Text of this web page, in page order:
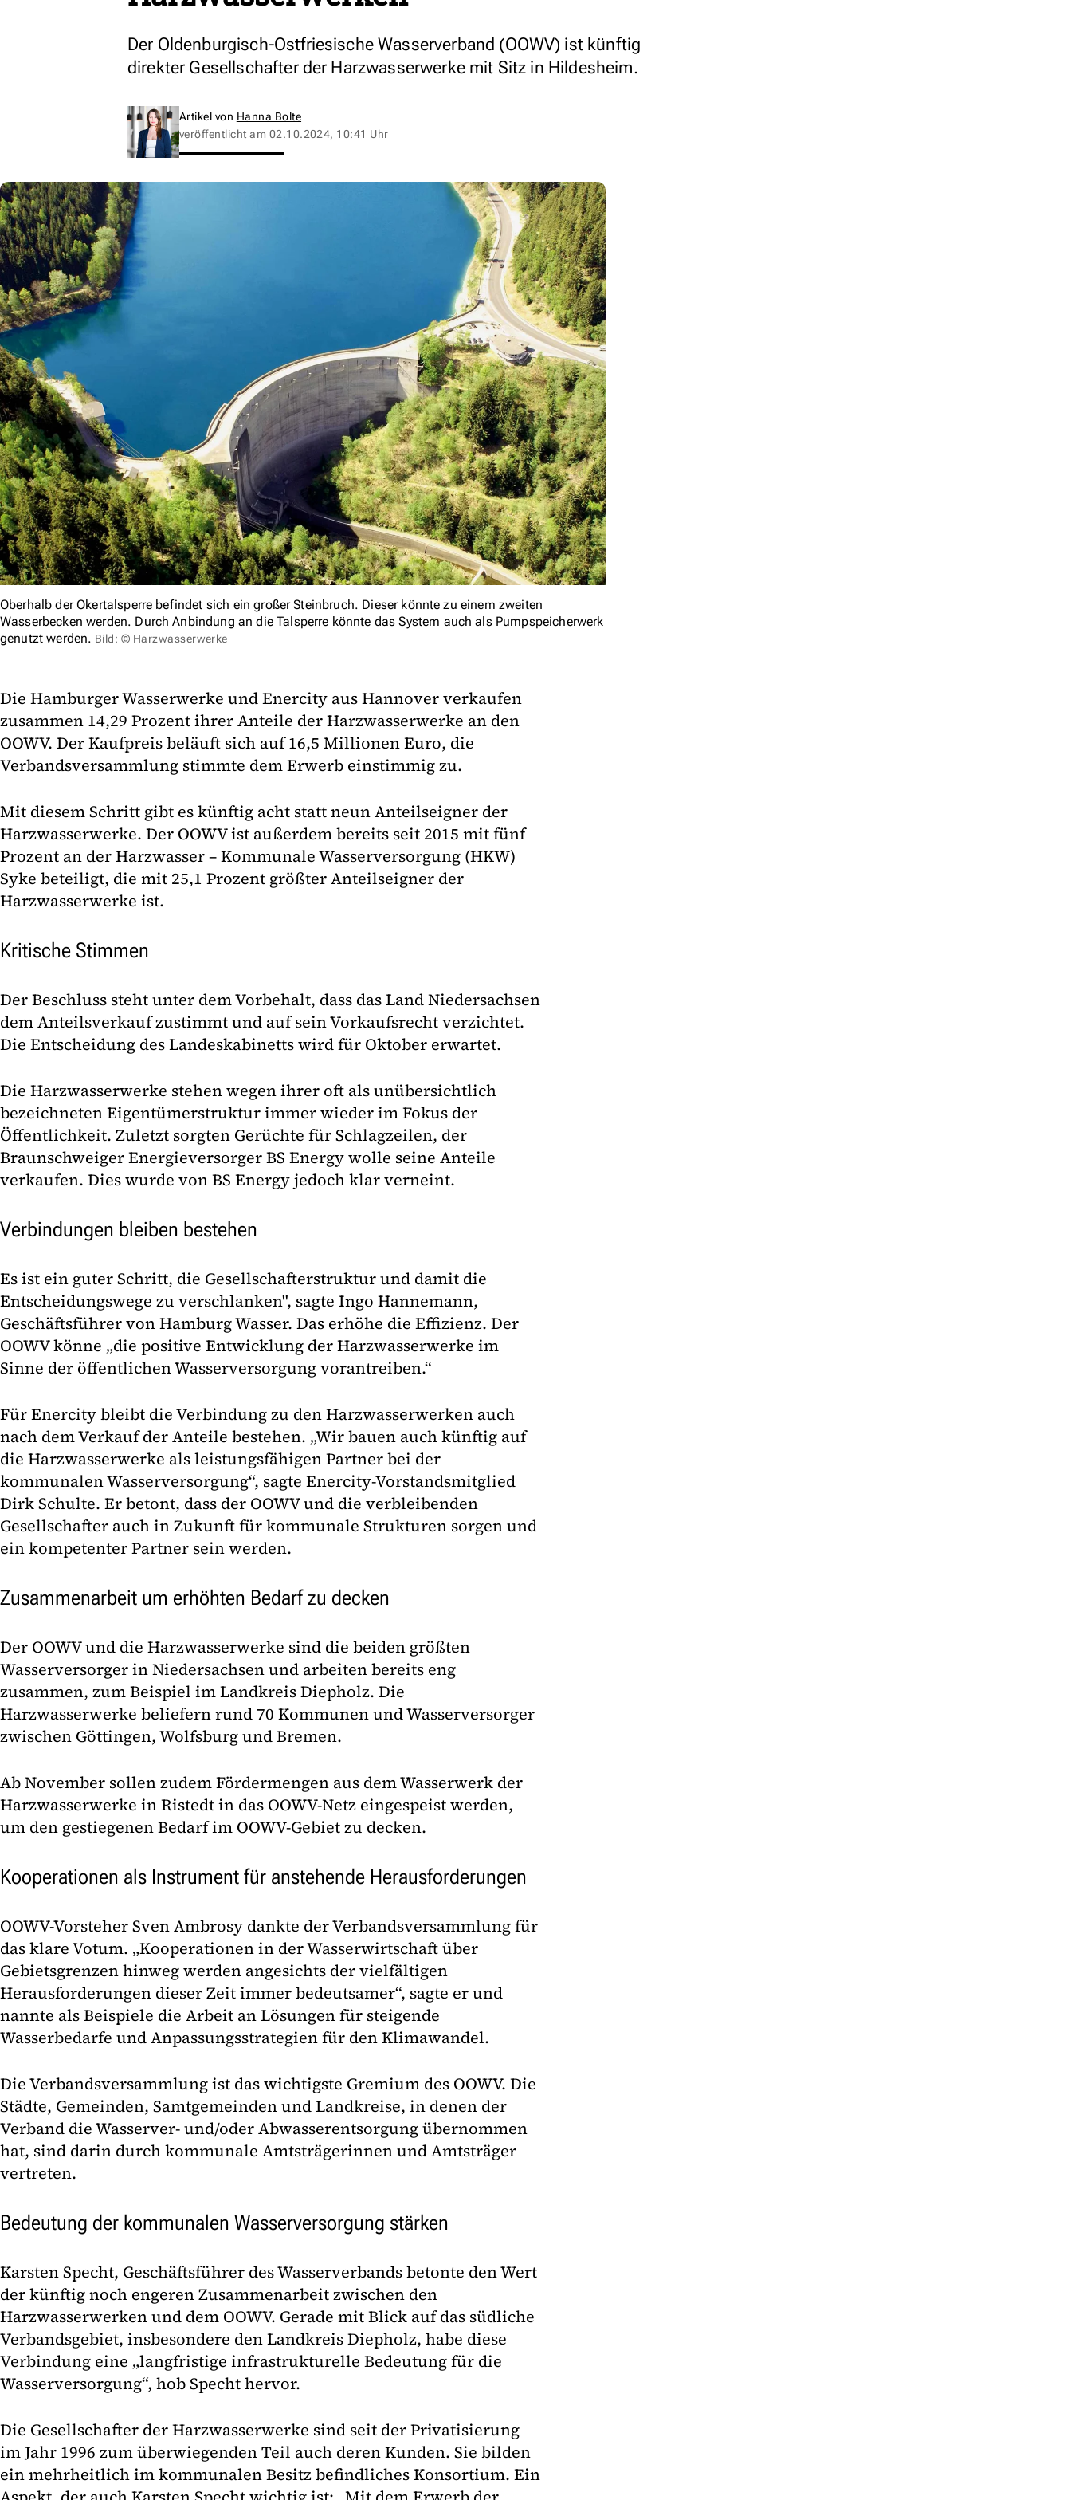
Der Oldenburgisch-Ostfriesische Wasserverband (OOWV) ist künftig
direkter Gesellschafter der Harzwasserwerke mit Sitz in Hildesheim.
Artikel von Hanna Bolte
veröffentlicht am 02.10.2024, 10:41 Uhr
Oberhalb der Okertalsperre befindet sich ein großer Steinbruch. Dieser könnte zu einem zweiten
Wasserbecken werden. Durch Anbindung an die Talsperre könnte das System auch als Pumpspeicherwerk
genutzt werden. Bild: © Harzwasserwerke
Die Hamburger Wasserwerke und Enercity aus Hannover verkaufen
zusammen 14,29 Prozent ihrer Anteile der Harzwasserwerke an den
OOWV. Der Kaufpreis beläuft sich auf 16,5 Millionen Euro, die
Verbandsversammlung stimmte dem Erwerb einstimmig zu.
Mit diesem Schritt gibt es künftig acht statt neun Anteilseigner der
Harzwasserwerke. Der OOWV ist außerdem bereits seit 2015 mit fünf
Prozent an der Harzwasser – Kommunale Wasserversorgung (HKW)
Syke beteiligt, die mit 25,1 Prozent größter Anteilseigner der
Harzwasserwerke ist.
Kritische Stimmen
Der Beschluss steht unter dem Vorbehalt, dass das Land Niedersachsen
dem Anteilsverkauf zustimmt und auf sein Vorkaufsrecht verzichtet.
Die Entscheidung des Landeskabinetts wird für Oktober erwartet.
Die Harzwasserwerke stehen wegen ihrer oft als unübersichtlich
bezeichneten Eigentümerstruktur immer wieder im Fokus der
Öffentlichkeit. Zuletzt sorgten Gerüchte für Schlagzeilen, der
Braunschweiger Energieversorger BS Energy wolle seine Anteile
verkaufen. Dies wurde von BS Energy jedoch klar verneint.
Verbindungen bleiben bestehen
Es ist ein guter Schritt, die Gesellschafterstruktur und damit die
Entscheidungswege zu verschlanken", sagte Ingo Hannemann,
Geschäftsführer von Hamburg Wasser. Das erhöhe die Effizienz. Der
OOWV könne „die positive Entwicklung der Harzwasserwerke im
Sinne der öffentlichen Wasserversorgung vorantreiben.“
Für Enercity bleibt die Verbindung zu den Harzwasserwerken auch
nach dem Verkauf der Anteile bestehen. „Wir bauen auch künftig auf
die Harzwasserwerke als leistungsfähigen Partner bei der
kommunalen Wasserversorgung“, sagte Enercity-Vorstandsmitglied
Dirk Schulte. Er betont, dass der OOWV und die verbleibenden
Gesellschafter auch in Zukunft für kommunale Strukturen sorgen und
ein kompetenter Partner sein werden.
Zusammenarbeit um erhöhten Bedarf zu decken
Der OOWV und die Harzwasserwerke sind die beiden größten
Wasserversorger in Niedersachsen und arbeiten bereits eng
zusammen, zum Beispiel im Landkreis Diepholz. Die
Harzwasserwerke beliefern rund 70 Kommunen und Wasserversorger
zwischen Göttingen, Wolfsburg und Bremen.
Ab November sollen zudem Fördermengen aus dem Wasserwerk der
Harzwasserwerke in Ristedt in das OOWV-Netz eingespeist werden,
um den gestiegenen Bedarf im OOWV-Gebiet zu decken.
Kooperationen als Instrument für anstehende Herausforderungen
OOWV-Vorsteher Sven Ambrosy dankte der Verbandsversammlung für
das klare Votum. „Kooperationen in der Wasserwirtschaft über
Gebietsgrenzen hinweg werden angesichts der vielfältigen
Herausforderungen dieser Zeit immer bedeutsamer“, sagte er und
nannte als Beispiele die Arbeit an Lösungen für steigende
Wasserbedarfe und Anpassungsstrategien für den Klimawandel.
Die Verbandsversammlung ist das wichtigste Gremium des OOWV. Die
Städte, Gemeinden, Samtgemeinden und Landkreise, in denen der
Verband die Wasserver- und/oder Abwasserentsorgung übernommen
hat, sind darin durch kommunale Amtsträgerinnen und Amtsträger
vertreten.
Bedeutung der kommunalen Wasserversorgung stärken
Karsten Specht, Geschäftsführer des Wasserverbands betonte den Wert
der künftig noch engeren Zusammenarbeit zwischen den
Harzwasserwerken und dem OOWV. Gerade mit Blick auf das südliche
Verbandsgebiet, insbesondere den Landkreis Diepholz, habe diese
Verbindung eine „langfristige infrastrukturelle Bedeutung für die
Wasserversorgung“, hob Specht hervor.
Die Gesellschafter der Harzwasserwerke sind seit der Privatisierung
im Jahr 1996 zum überwiegenden Teil auch deren Kunden. Sie bilden
ein mehrheitlich im kommunalen Besitz befindliches Konsortium. Ein